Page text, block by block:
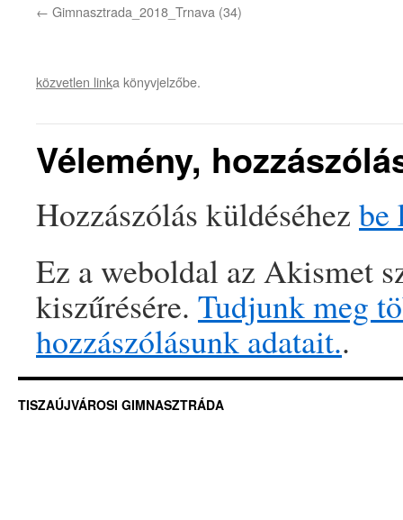
Gimnasztrada_2018_Trnava (34)
közvetlen linka könyvjelzőbe.
Vélemény,
Hozzászólás küldéséhez be
Ez a weboldal az Akismet
kiszűrésére. Tudjunk meg
hozzászólásunk adatait..
TISZAÚJVÁROSI GIMNASZTRÁDA